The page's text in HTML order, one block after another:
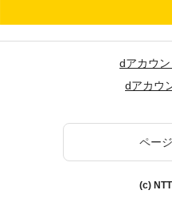
dアカウ
dアカウ
ペー
(c)